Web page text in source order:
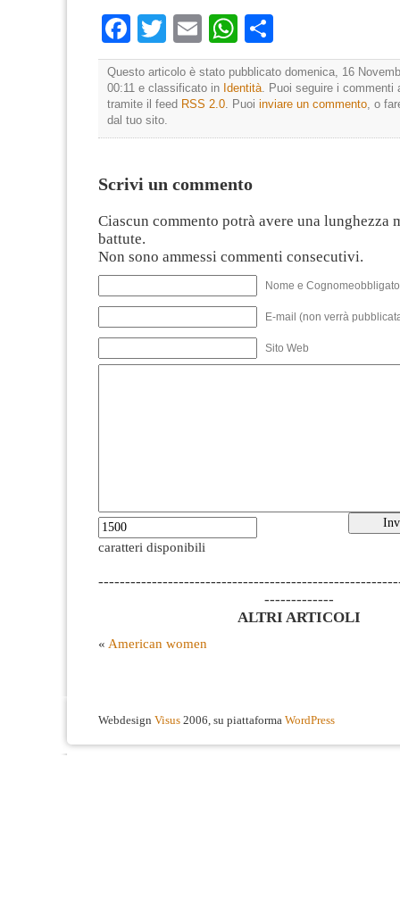
Facebook
TwitterEmailWhatsApp
Questo articolo è stato pubblicato domenica, 16
00:11 e classificato in Identità . Puoi seguire i
tramite il feed RSS 2.0 . Puoi inviare un commento , o
dal tuo sito.
Scrivi un commento
Ciascun commento potrà avere una lunghezza
battute.
Non sono ammessi commenti consecutivi.
Nome e
E-mail (non verrà
Sito Web
caratteri disponibili
-------------
ALTRI ARTICOLI
« American women
Webdesign Visus 2006, su piattaforma WordPress